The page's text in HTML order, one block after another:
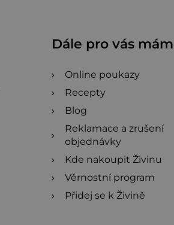
Dále pro vás
Online poukazy
Recepty
Blog
Reklamace a zrušení
objednávky
Kde nakoupit Živinu
Věrnostní program
Přidej se k Živině